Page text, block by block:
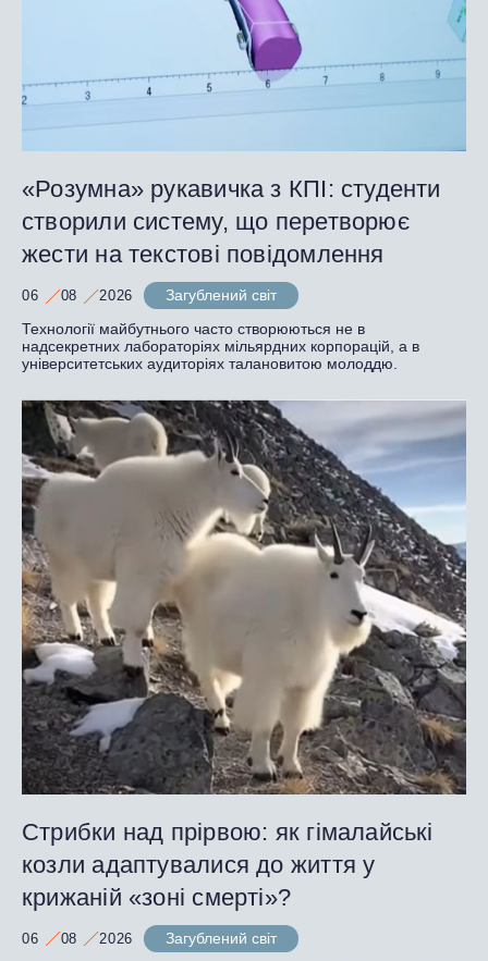
«Розумна» рукавичка з КПІ: студенти
створили систему, що перетворює
жести на текстові повідомлення
06 08 2026
Загублений світ
Технології майбутнього часто створюються не в
надсекретних лабораторіях мільярдних корпорацій, а в
університетських аудиторіях талановитою молоддю.
Стрибки над прірвою: як гімалайські
козли адаптувалися до життя у
крижаній «зоні смерті»?
06 08 2026
Загублений світ